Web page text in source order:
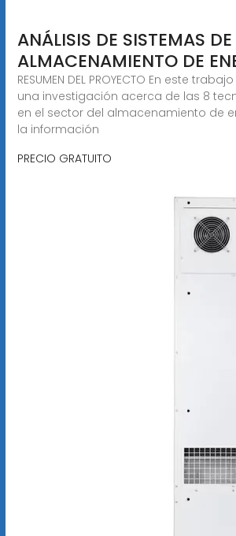
ANÁLISIS DE SISTEMAS DE
ALMACENAMIENTO DE
RESUMEN DEL PROYECTO En este
una investigación acerca de las 8
en el sector del almacenamiento de
la información
PRECIO GRATUITO